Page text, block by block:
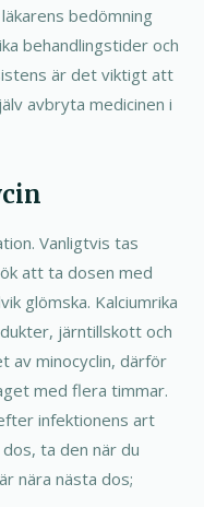
bedömning
behandlingstider och
är det viktigt att
avbryta medicinen i
Vanligtvis tas
att ta dosen med
glömska. Kalciumrika
järntillskott och
av minocyclin, därför
med flera timmar.
infektionens art
ta den när du
nära nästa dos;